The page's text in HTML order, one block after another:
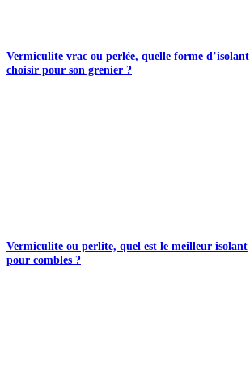
Vermiculite vrac ou perlée, quelle forme d’isolant
choisir pour son grenier ?
Vermiculite ou perlite, quel est le meilleur isolant
pour combles ?